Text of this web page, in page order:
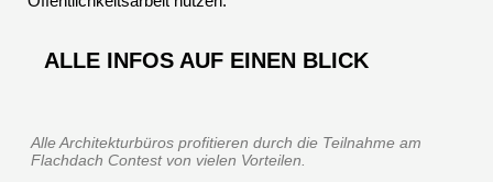
ALLE INFOS AUF EINEN BLICK
Alle Architekturbüros profitieren durch die Teilnahme am
Flachdach Contest von vielen Vorteilen.